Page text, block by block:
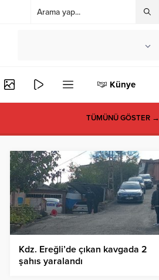
Künye
TÜMÜNÜ GÖSTER →
Kdz. Ereğli’de çıkan kavgada 2
şahıs yaralandı